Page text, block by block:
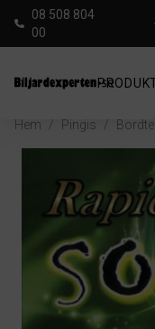
08 508 804
00
Hem / Pingis /